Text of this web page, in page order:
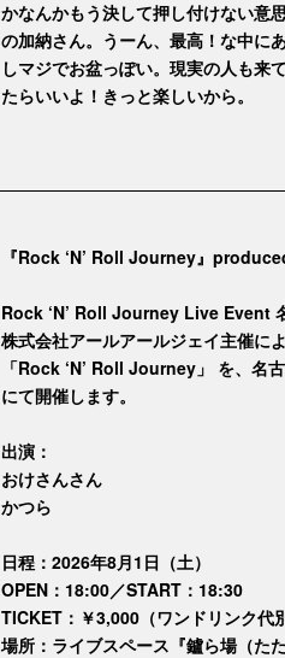
かなんかもう決して押し付けない意
の加納さん。うーん、最高！な中に
しマジでお盆っぽい。現実の人も来
たらいいよ！きっと楽しいから。
『Rock ‘N’ Roll Journey』
Rock ‘N’ Roll Journey Live Event
株式会社アールアールジェイ主催に
「Rock ‘N’ Roll Journey」 を、名
にて開催します。
出演：
おけさんさん
かつら
日程：2026年8月1日（土）
OPEN：18:00／START：18:30
TICKET：￥3,000（ワンドリンク代
場所：ライブスペース『鑪ら場（たた